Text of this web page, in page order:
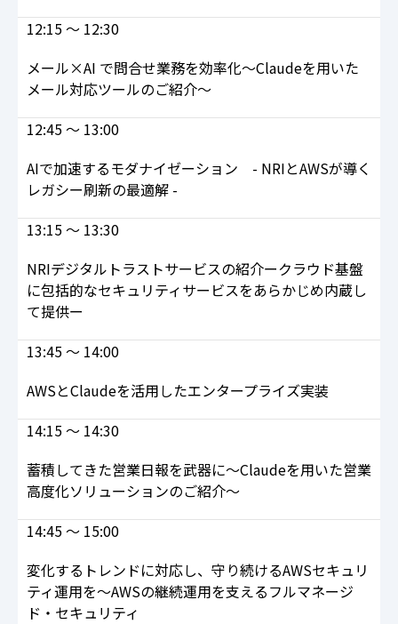
12:15 ～ 12:30
メール×AI で問合せ業務を効率化〜Claudeを用いた
メール対応ツールのご紹介〜
12:45 ～ 13:00
AIで加速するモダナイゼーション - NRIとAWSが導く
レガシー刷新の最適解 -
13:15 ～ 13:30
NRIデジタルトラストサービスの紹介ークラウド基盤
に包括的なセキュリティサービスをあらかじめ内蔵し
て提供ー
13:45 ～ 14:00
AWSとClaudeを活用したエンタープライズ実装
14:15 ～ 14:30
蓄積してきた営業日報を武器に～Claudeを用いた営業
高度化ソリューションのご紹介～
14:45 ～ 15:00
変化するトレンドに対応し、守り続けるAWSセキュリ
ティ運用を～AWSの継続運用を支えるフルマネージ
ド・セキュリティ